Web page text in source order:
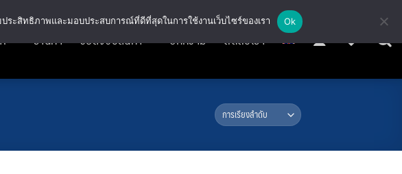
ร้านค้า วิธีสั่งซื้อสินค้า บทความ ติดต่อเรา
ะสิทธิภาพและมอบประสบการณ์ที่ดีที่สุดในการใช้งานเว็บไซร์ของเรา Ok